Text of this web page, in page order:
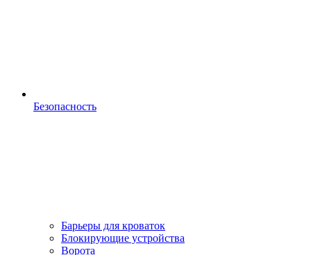
Безопасность
Барьеры для кроваток
Блокирующие устройства
Ворота